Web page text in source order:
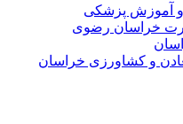
و آموزش پزشکی
خراسان رضوی
و کشاورزی خراسان